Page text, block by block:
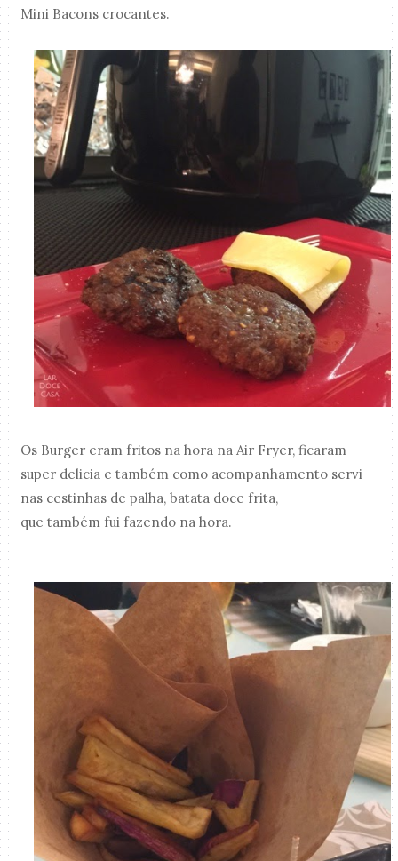
Mini Bacons crocantes.
Os Burger eram fritos na hora na Air Fryer, ficaram
super delicia e também como acompanhamento servi
nas cestinhas de palha, batata doce frita,
que também fui fazendo na hora.